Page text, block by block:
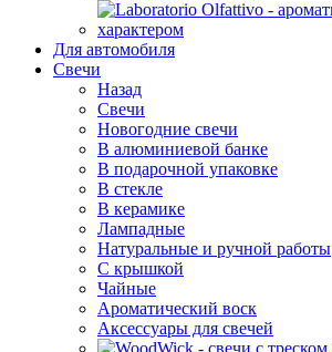
Для автомобиля
Свечи
Назад
Свечи
Новогодние свечи
В алюминиевой банке
В подарочной упаковке
В стекле
В керамике
Лампадные
Натуральные и ручной работы
С крышкой
Чайные
Ароматический воск
Аксессуары для свечей